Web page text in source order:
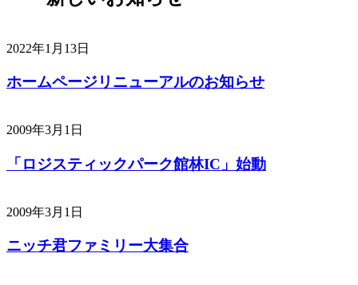
2022年1月13日
ホームページリニューアルのお知らせ
2009年3月1日
「ロジスティックパーク館林IC」始動
2009年3月1日
ニッチ君ファミリー大集合